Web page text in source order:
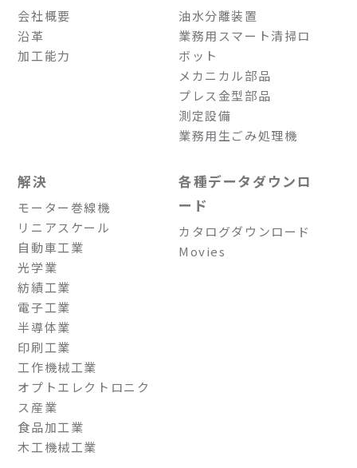
会社概要
沿革
加工能力
油水分離装置
業務用スマート清掃ロ
ボット
メカニカル部品
プレス金型部品
測定設備
業務用生ごみ処理機
解決
モーター巻線機
リニアスケール
自動車工業
光学業
紡績工業
電子工業
半導体業
印刷工業
工作機械工業
オプトエレクトロニク
ス産業
食品加工業
木工機械工業
各種データダウンロ
ード
カタログダウンロード
Movies